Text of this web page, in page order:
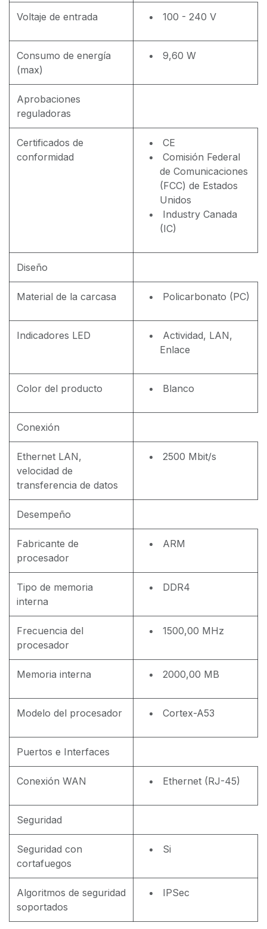
Voltaje de entrada 100 - 240 V
Consumo de energía
(max)
9,60 W
Aprobaciones
reguladoras
Certificados de
conformidad
CE
Comisión Federal
de Comunicaciones
(FCC) de Estados
Unidos
Industry Canada
(IC)
Diseño
Material de la carcasa Policarbonato (PC)
Indicadores LED
Actividad, LAN,
Enlace
Color del producto Blanco
Conexión
Ethernet LAN,
velocidad de
transferencia de datos
2500 Mbit/s
Desempeño
Fabricante de
procesador
ARM
Tipo de memoria
interna
DDR4
Frecuencia del
procesador
1500,00 MHz
Memoria interna 2000,00 MB
Modelo del procesador Cortex-A53
Puertos e Interfaces
Conexión WAN Ethernet (RJ-45)
Seguridad
Seguridad con
cortafuegos
Si
Algoritmos de seguridad
soportados
IPSec